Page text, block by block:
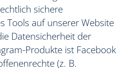
sichere
Tools auf unserer Website
Datensicherheit der
Produkte ist Facebook
(z. B.